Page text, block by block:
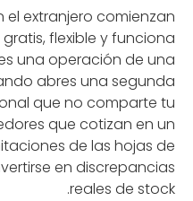
extranjero comienzan
gratis, flexible y funciona
una operación de una
abres una segunda
que no comparte tu
que cotizan en un
de las hojas de
en discrepancias
reales de stock.